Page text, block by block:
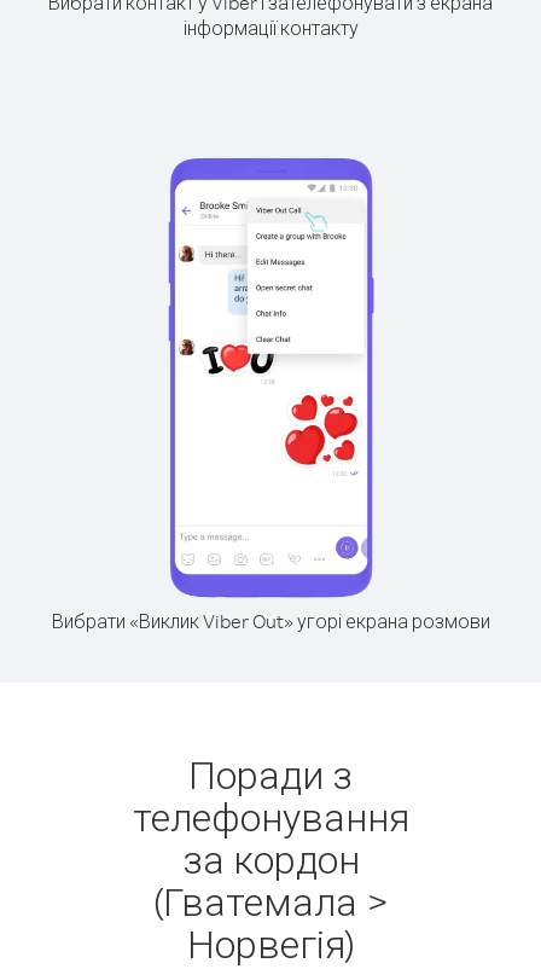
інформації контакту
Вибрати «Виклик Viber Out» угорі екрана розмови
Поради з
телефонування
за кордон
(Гватемала >
Норвегія)